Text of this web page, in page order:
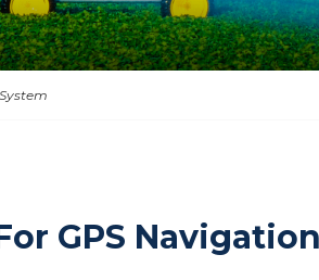
GPS Navigation